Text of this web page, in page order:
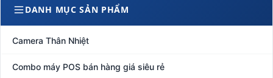
DANH MỤC SẢN PHẨM
Camera Thân Nhiệt
Combo máy POS bán hàng giá siêu rẻ